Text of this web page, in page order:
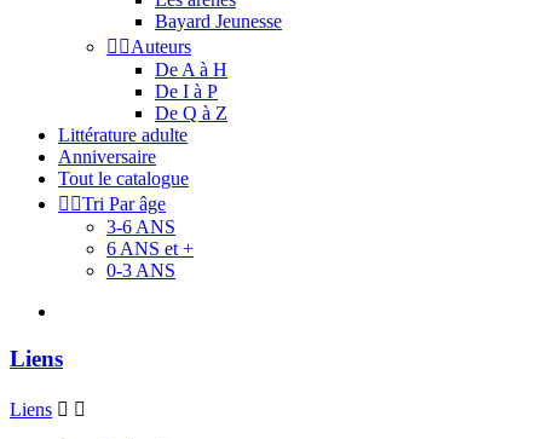
Bayard Jeunesse
 Auteurs
De A à H
De I à P
De Q à Z
Littérature adulte
Anniversaire
Tout le catalogue
 Tri Par âge
3-6 ANS
6 ANS et +
0-3 ANS
Liens
Liens  